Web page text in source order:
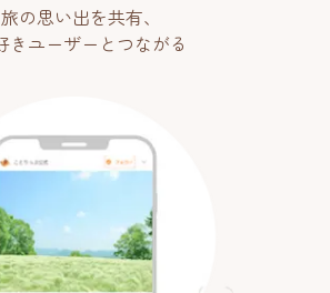
旅の思い出を共有、
きユーザーとつながる